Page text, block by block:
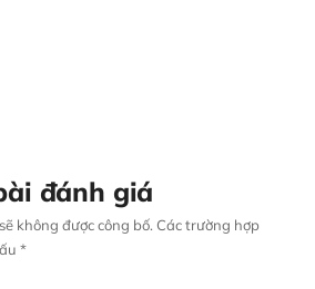
đánh giá
không được công bố. Các trường hợp
*